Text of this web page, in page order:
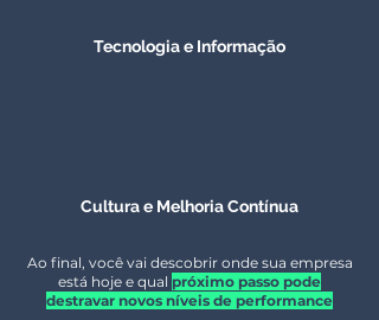
Tecnologia e Informação
Cultura e Melhoria Contínua
Ao final, você vai descobrir onde sua empresa
está hoje e qual próximo passo pode
destravar novos níveis de performance